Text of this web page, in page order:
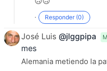
· Responder (0)
José Luis @jlggpipa
mes
Alemania metiendo la